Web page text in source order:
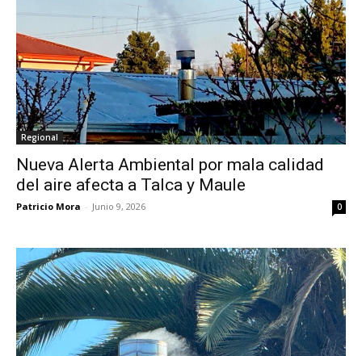
Regional
Nueva Alerta Ambiental por mala calidad
del aire afecta a Talca y Maule
Patricio Mora - Junio 9, 2026 0